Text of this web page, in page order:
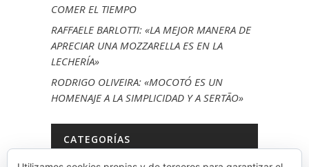
COMER EL TIEMPO
RAFFAELE BARLOTTI: «LA MEJOR MANERA DE
APRECIAR UNA MOZZARELLA ES EN LA
LECHERÍA»
RODRIGO OLIVEIRA: «MOCOTÓ ES UN
HOMENAJE A LA SIMPLICIDAD Y A SERTÃO»
CATEGORÍAS